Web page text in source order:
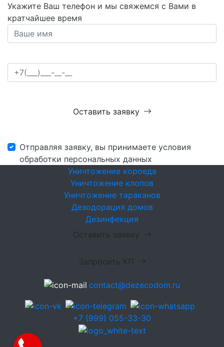
Укажите Ваш телефон и мы свяжемся с Вами в
кратчайшее время
Оставить заявку
Отправляя заявку, вы принимаете условия
обработки персональных данных
Уничтожение короеда
Уничтожение клопов
Уничтожение тараканов
Дезодорация домов
Дезинфекция
Оставить заявку
Запросить КП
contact@dezecodom.ru
+7 (999) 055-33-30